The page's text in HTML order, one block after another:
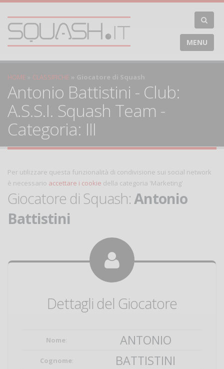
MENU
HOME CLASSIFICHE Giocatore di Squash
Antonio Battistini - Club:
A.S.S.I. Squash Team -
Categoria: III
Per utilizzare questa funzionalità di condivisione sui social network
è necessario accettare i cookie della categoria 'Marketing'
Giocatore di Squash:Antonio
Battistini
Dettagli del Giocatore
Nome: ANTONIO
Cognome: BATTISTINI